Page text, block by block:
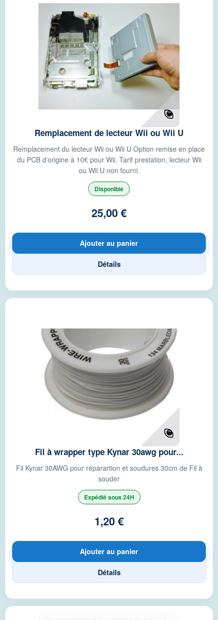
Remplacement de lecteur Wii ou Wii U
Remplacement du lecteur Wii ou Wii U Option remise en place
du PCB d'origine à 10€ pour Wii. Tarif prestation, lecteur Wii
ou Wii U non fourni.
Disponible
25,00 €
Ajouter au panier
Détails
Fil à wrapper type Kynar 30awg pour...
Fil Kynar 30AWG pour réparartion et soudures 30cm de Fil à
souder
Expédié sous 24H
1,20 €
Ajouter au panier
Détails